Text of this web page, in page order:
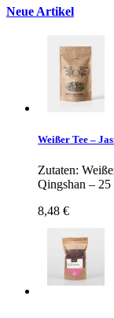
Neue Artikel
Weißer Tee –
Zutaten:
Qingshan – 25
8,48 €